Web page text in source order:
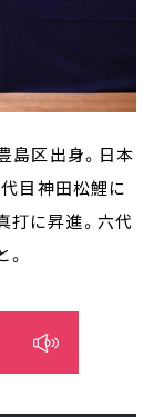
島区出身。日本
目神田松鯉に
打に昇進。六代